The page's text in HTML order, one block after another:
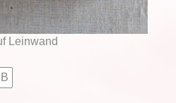
Leinwand